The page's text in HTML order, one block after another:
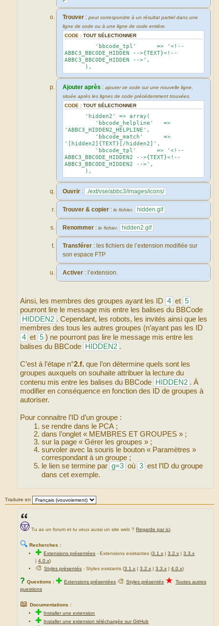
Trouver :peut correspondre à un résultat partiel dans une
ligne de code ou à une ligne de code entière.
CODE :TOUT SÉLECTIONNER
'bbcode_tpl' => '<!--
ABBC3_BBCODE_HIDDEN -->{TEXT}<!--
ABBC3_BBCODE_HIDDEN -->',
),
Ajouter après :ajouter ce code sur une nouvelle ligne,
située après les lignes de code précédemment trouvées.
CODE :TOUT SÉLECTIONNER
'hidden2' => array(
'bbcode_helpline' =>
'ABBC3_HIDDEN2_HELPLINE',
'bbcode_match' =>
'[hidden2]{TEXT}[/hidden2]',
'bbcode_tpl' => '<!--
ABBC3_BBCODE_HIDDEN2 -->{TEXT}<!--
ABBC3_BBCODE_HIDDEN2 -->',
),
Ouvrir : ./ext/vse/abbc3/images/icons/
Trouver & copier :le fichier. hidden.gif
Renommer :le fichier. hidden2.gif
Transférer : les fichiers de l’extension modifiée sur
son espace FTP
Activer : l’extension.
Ainsi, les membres des groupes ayant les ID 4 et 5
pourront lire le message mis entre les balises du BBCode
HIDDEN2 . Cependant, les robots, les invités ainsi que les
membres des tous les autres groupes (n’ayant pas les ID
4 et 5 ) ne pourront pas lire le message mis entre les
balises du BBCode HIDDEN2 .
C’est à l’étape n°2.f. que l’on détermine quels sont les
groupes auxquels on souhaite attribuer la lecture du
contenu mis entre les balises du BBCode HIDDEN2 . À
modifier en conséquence en fonction des ID de groupes à
autoriser.
Pour connaitre l’ID d’un groupe :
se rendre dans le PCA ;
dans l’onglet « MEMBRES ET GROUPES » ;
sur la page « Gérer les groupes » ;
survoler avec la souris le bouton « Paramètres »
correspondant à un groupe ;
le lien se termine par g=3 où 3 est l’ID du groupe
dans cet exemple.
Traduire en
Tu as un forum et tu veux aussi un site web ? Regarde par ici
🔍 Recherches :
✚Extensions présentées -Extensions existantes (3.1.x |3.2.x |3.3.x
|4.0.x)
🎨Styles présentés - Styles existants (3.1.x |3.2.x |3.3.x |4.0.x)
? Questions : ✚ Extensions présentées 🎨 Styles présentés ★ Toutes autres
questions
📖 Documentations :
✚ Installer une extension
✚ Installer une extension téléchargée sur GitHub